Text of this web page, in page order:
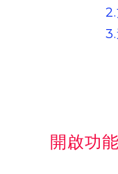
2.方向盤
3.遠光
注意螢
以上3
開啟功能
時速